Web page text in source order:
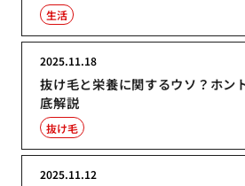
生活
抜け毛と栄養に関するウソ？ホン
底解説
2025.11.18
抜け毛
2025.11.12